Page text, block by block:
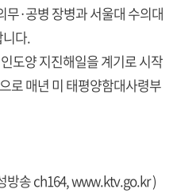
무·공병 장병과 서울대 수의대
다.
도양 지진해일을 계기로 시작
로 매년 미 태평양함대사령부
방송 ch164,www.ktv.go.kr)